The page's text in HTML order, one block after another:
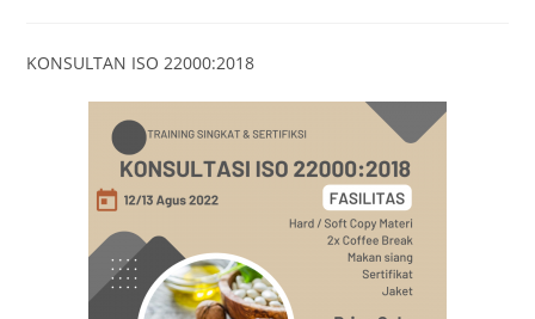
KONSULTAN ISO 22000:2018